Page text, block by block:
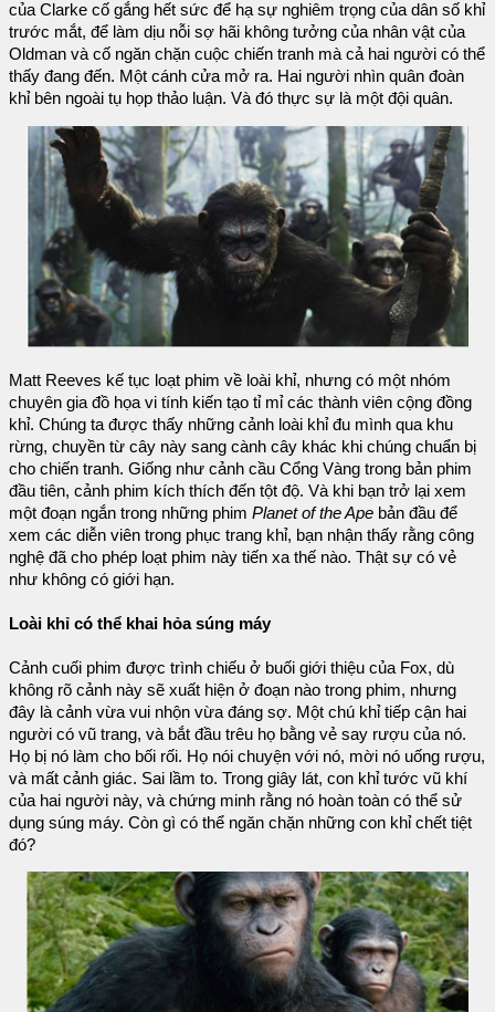
của Clarke cố gắng hết sức để hạ sự nghiêm trọng của dân số khỉ
trước mắt, để làm dịu nỗi sợ hãi không tưởng của nhân vật của
Oldman và cố ngăn chặn cuộc chiến tranh mà cả hai người có thể
thấy đang đến. Một cánh cửa mở ra. Hai người nhìn quân đoàn
khỉ bên ngoài tụ họp thảo luận. Và đó thực sự là một đội quân.
Matt Reeves kế tục loạt phim về loài khỉ, nhưng có một nhóm
chuyên gia đồ họa vi tính kiến tạo tỉ mỉ các thành viên cộng đồng
khỉ. Chúng ta được thấy những cảnh loài khỉ đu mình qua khu
rừng, chuyền từ cây này sang cành cây khác khi chúng chuẩn bị
cho chiến tranh. Giống như cảnh cầu Cổng Vàng trong bản phim
đầu tiên, cảnh phim kích thích đến tột độ. Và khi bạn trở lại xem
một đoạn ngắn trong những phim Planet of the Ape bản đầu để
xem các diễn viên trong phục trang khỉ, bạn nhận thấy rằng công
nghệ đã cho phép loạt phim này tiến xa thế nào. Thật sự có vẻ
như không có giới hạn.
Loài khỉ có thể khai hỏa súng máy
Cảnh cuối phim được trình chiếu ở buối giới thiệu của Fox, dù
không rõ cảnh này sẽ xuất hiện ở đoạn nào trong phim, nhưng
đây là cảnh vừa vui nhộn vừa đáng sợ. Một chú khỉ tiếp cận hai
người có vũ trang, và bắt đầu trêu họ bằng vẻ say rượu của nó.
Họ bị nó làm cho bối rối. Họ nói chuyện với nó, mời nó uống rượu,
và mất cảnh giác. Sai lầm to. Trong giây lát, con khỉ tước vũ khí
của hai người này, và chứng minh rằng nó hoàn toàn có thể sử
dụng súng máy. Còn gì có thể ngăn chặn những con khỉ chết tiệt
đó?